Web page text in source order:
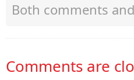
Both comments
Comments are